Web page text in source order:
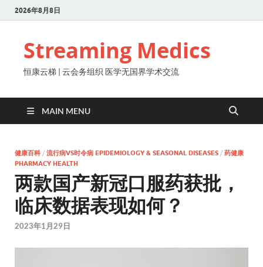
2026年8月8日
Streaming Medics
恒康云梯 | 云会务组织 医学无国界学术交流
MAIN MENU
健康百科 / 流行病VS时令病 EPIDEMIOLOGY & SEASONAL DISEASES / 药健康
PHARMACY HEALTH
两款国产新冠口服药获批，
临床数据表现如何？
2023年1月29日